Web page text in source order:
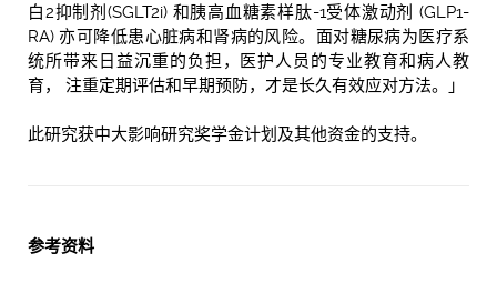
白2抑制剂(SGLT2i) 和胰高血糖素样肽-1受体激动剂 (GLP1-
RA) 亦可降低患心脏病和肾病的风险。面对糖尿病为医疗系
统所带来日益沉重的负担，医护人员的专业教育和病人教
育， 注重定期评估和早期预防，才是长久有效应对方法。」
此研究获中大影响研究奖学金计划及其他资金的支持。
参考资料